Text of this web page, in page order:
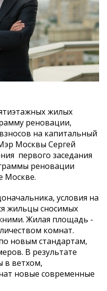
жилых
реновации,
на капитальный
Москвы Сергей
первого заседания
реновации
Москве.
условия на
жильцы сносимых
Жилая площадь -
комнат.
новым стандартам,
В результате
в ветхом,
новые современные